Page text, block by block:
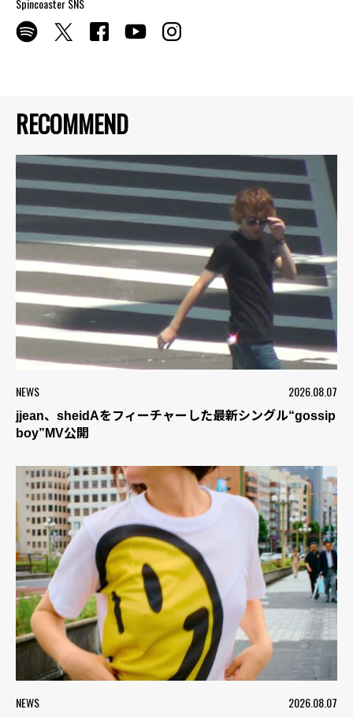
RECOMMEND
NEWS 2026.08.07
jjean、sheidAをフィーチャーした最新シングル“gossip
boy”MV公開
NEWS 2026.08.07
Spincoaster SNS